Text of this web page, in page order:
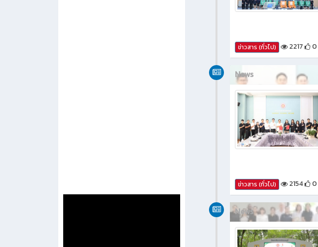
ข่าวสาร (ทั่วไป) 2217 0
News
ข่าวสาร (ทั่วไป) 2154 0
News